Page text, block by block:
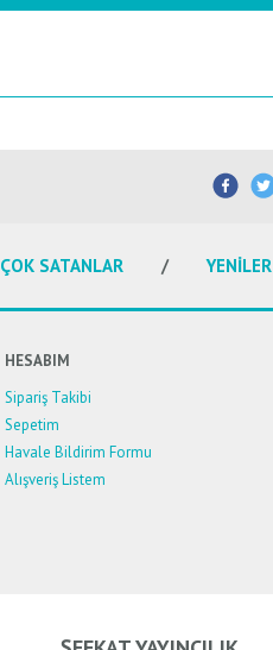
Bu ürüne ilk yorumu siz yapın!
Yorum Yaz
ÇOK SATANLAR YENİLER
HESABIM
Sipariş Takibi
Sepetim
Havale Bildirim Formu
Alışveriş Listem